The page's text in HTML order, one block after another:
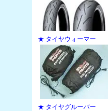
★ タイヤウォーマー
★ タイヤグルーバー